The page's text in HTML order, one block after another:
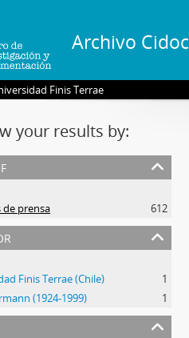
Archivo Cidoc
Finis Terrae
your results by:
de prensa
612
Finis Terrae (Chile)
1
(1924-1999)
1